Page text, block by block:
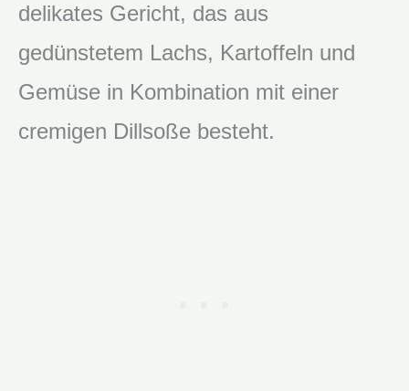
delikates Gericht, das aus
gedünstetem Lachs, Kartoffeln und
Gemüse in Kombination mit einer
cremigen Dillsoße besteht.